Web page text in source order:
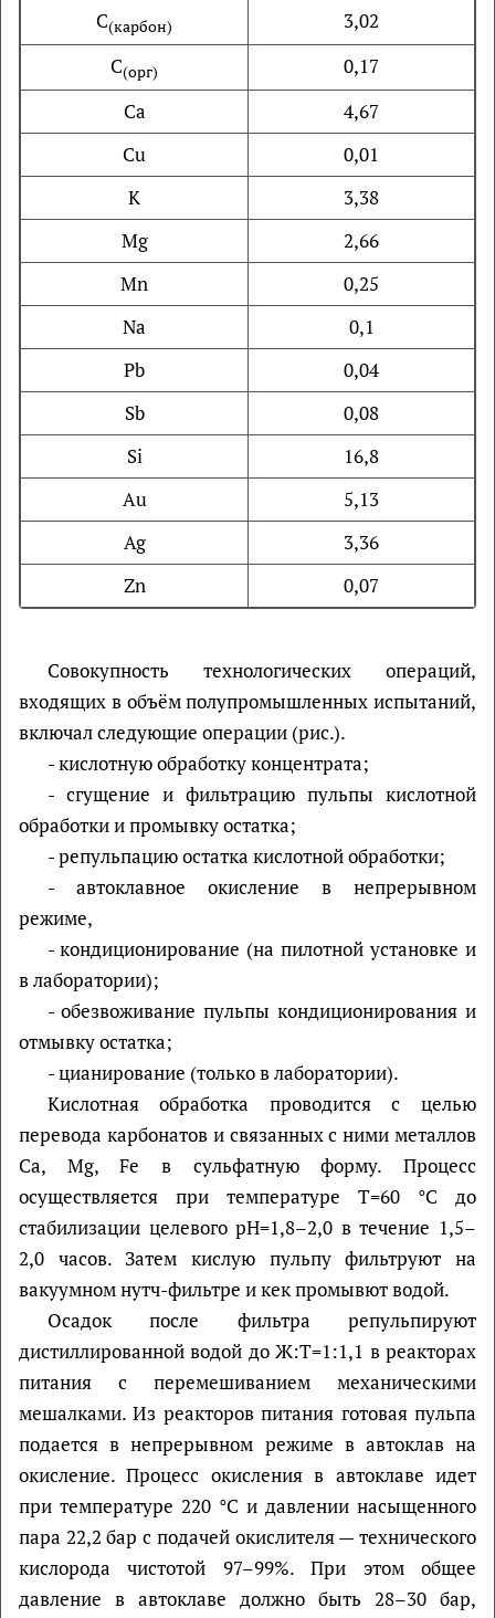
C(карбон)
3,02
C(орг)
0,17
Са
4,67
Cu
0,01
К
3,38
Мg
2,66
Mn
0,25
Na
0,1
Pb
0,04
Sb
0,08
Si
16,8
Au
5,13
Ag
3,36
Zn
0,07
Совокупность технологических операций,
входящих в объём полупромышленных испытаний,
включал следующие операции (рис.).
- кислотную обработку концентрата;
- сгущение и фильтрацию пульпы кислотной
обработки и промывку остатка;
- репульпацию остатка кислотной обработки;
- автоклавное окисление в непрерывном
режиме,
- кондиционирование (на пилотной установке и
в лаборатории);
- обезвоживание пульпы кондиционирования и
отмывку остатка;
- цианирование (только в лаборатории).
Кислотная обработка проводится с целью
перевода карбонатов и связанных с ними металлов
Са, Mg, Fe в сульфатную форму. Процесс
осуществляется при температуре Т=60 °С до
стабилизации целевого рН=1,8–2,0 в течение 1,5–
2,0 часов. Затем кислую пульпу фильтруют на
вакуумном нутч-фильтре и кек промывют водой.
Осадок после фильтра репульпируют
дистиллированной водой до Ж:Т=1:1,1 в реакторах
питания с перемешиванием механическими
мешалками. Из реакторов питания готовая пульпа
подается в непрерывном режиме в автоклав на
окисление. Процесс окисления в автоклаве идет
при температуре 220 °С и давлении насыщенного
пара 22,2 бар с подачей окислителя — технического
кислорода чистотой 97–99%. При этом общее
давление в автоклаве должно быть 28–30 бар,